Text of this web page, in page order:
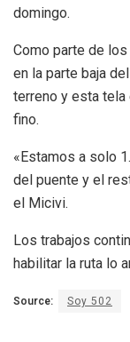
domingo.
Como parte de
en la parte baja
terreno y esta tela
fino.
«Estamos a solo
del puente y el
el Micivi.
Los trabajos
habilitar la ruta lo
Source: Soy 502